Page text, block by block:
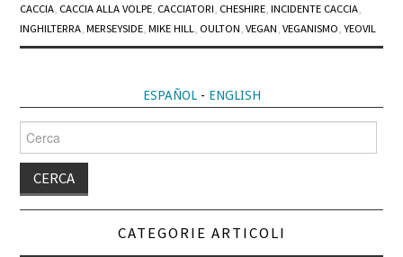
CACCIA CACCIA ALLA VOLPE CACCIATORI CHESHIRE ,INCIDENTE CACCIA
INGHILTERRA ,MERSEYSIDE ,MIKE HILL OULTON ,VEGAN ,VEGANISMO ,YEOVIL
ESPAÑOL- ENGLISH
per:
CATEGORIE ARTICOLI